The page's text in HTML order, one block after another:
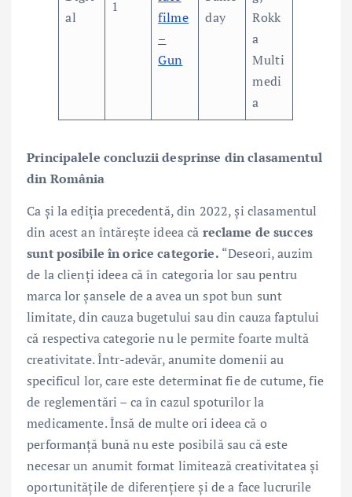
al
1
filme
–
Gun
day
Rokk
a
Multi
medi
a
Principalele concluzii desprinse din clasamentul
din România
Ca și la ediția precedentă, din 2022, și clasamentul
din acest an întărește ideea că reclame de succes
sunt posibile în orice categorie. “Deseori, auzim
de la clienți ideea că în categoria lor sau pentru
marca lor șansele de a avea un spot bun sunt
limitate, din cauza bugetului sau din cauza faptului
că respectiva categorie nu le permite foarte multă
creativitate. Într-adevăr, anumite domenii au
specificul lor, care este determinat fie de cutume, fie
de reglementări – ca în cazul spoturilor la
medicamente. Însă de multe ori ideea că o
performanță bună nu este posibilă sau că este
necesar un anumit format limitează creativitatea și
oportunitățile de diferențiere și de a face lucrurile